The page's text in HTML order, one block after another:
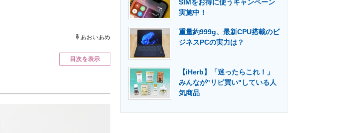
エネルギーの専門メディア 建設×テクノロジーの最前線
あおいあめ
目次を表示
SIMをお得に使うキャンペーン
実施中！
重量約999g、最新CPU搭載のビ
ジネスPCの実力は？
【iHerb】「迷ったらこれ！」
みんなが"リピ買い"している人
気商品